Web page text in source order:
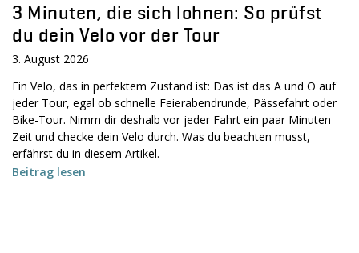
3 Minuten, die sich lohnen: So prüfst
du dein Velo vor der Tour
3. August 2026
Ein Velo, das in perfektem Zustand ist: Das ist das A und O auf
jeder Tour, egal ob schnelle Feierabendrunde, Pässefahrt oder
Bike-Tour. Nimm dir deshalb vor jeder Fahrt ein paar Minuten
Zeit und checke dein Velo durch. Was du beachten musst,
erfährst du in diesem Artikel.
Beitrag lesen